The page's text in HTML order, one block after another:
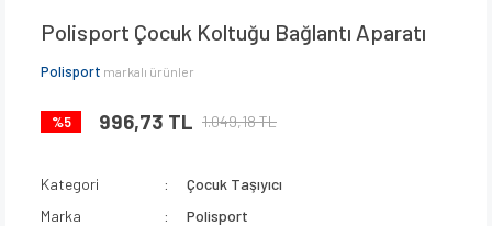
Polisport Çocuk Koltuğu Bağlantı Aparatı
Polisport markalı ürünler
%5 996,73 TL 1.049,18 TL
Kategori
Çocuk Taşıyıcı
Marka
Polisport